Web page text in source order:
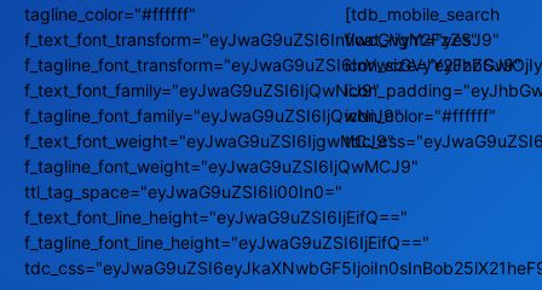
tagline_color="#ffffff"
f_text_font_transform="eyJwaG9uZSI6InVwcGVyY2FzZSJ9"
f_tagline_font_transform="eyJwaG9uZSI6InVwcGVyY2FzZSJ9"
f_text_font_family="eyJwaG9uZSI6IjQwNiJ9"
f_tagline_font_family="eyJwaG9uZSI6IjQwNiJ9"
f_text_font_weight="eyJwaG9uZSI6IjgwMCJ9"
f_tagline_font_weight="eyJwaG9uZSI6IjQwMCJ9"
ttl_tag_space="eyJwaG9uZSI6Ii00In0="
f_text_font_line_height="eyJwaG9uZSI6IjEifQ=="
f_tagline_font_line_height="eyJwaG9uZSI6IjEifQ=="
[tdb_mobile_search
float_right="yes"
icon_color="#ffffff"